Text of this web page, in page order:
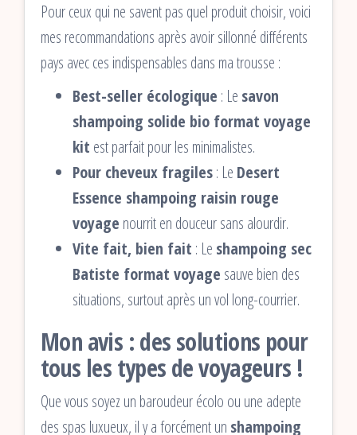
Pour ceux qui ne savent pas quel produit choisir, voici
mes recommandations après avoir sillonné différents
pays avec ces indispensables dans ma trousse :
Best-seller écologique : Le savon
shampoing solide bio format voyage
kit est parfait pour les minimalistes.
Pour cheveux fragiles: Le Desert
Essence shampoing raisin rouge
voyage nourrit en douceur sans alourdir.
Vite fait, bien fait : Le shampoing sec
Batiste format voyage sauve bien des
situations, surtout après un vol long-courrier.
Mon avis : des solutions pour
tous les types de voyageurs !
Que vous soyez un baroudeur écolo ou une adepte
des spas luxueux, il y a forcément un shampoing